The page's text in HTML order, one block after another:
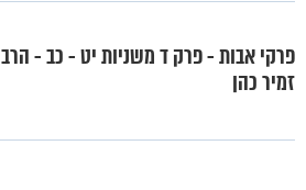
פרקי אבות - פרק ד משניות יט - כב - הרב
זמיר כהן